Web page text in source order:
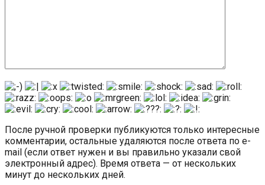
После ручной проверки публикуются только интересные
комментарии, остальные удаляются после ответа по e-
mail (если ответ нужен и вы правильно указали свой
электронный адрес). Время ответа — от нескольких
минут до нескольких дней.